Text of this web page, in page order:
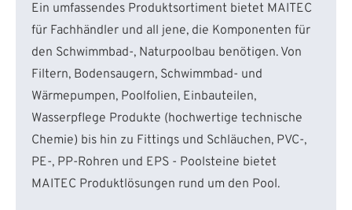
Ein umfassendes Produktsortiment bietet MAITEC
für Fachhändler und all jene, die Komponenten für
den Schwimmbad-, Naturpoolbau benötigen. Von
Filtern, Bodensaugern, Schwimmbad- und
Wärmepumpen, Poolfolien, Einbauteilen,
Wasserpflege Produkte (hochwertige technische
Chemie) bis hin zu Fittings und Schläuchen, PVC-,
PE-, PP-Rohren und EPS - Poolsteine bietet
MAITEC Produktlösungen rund um den Pool.